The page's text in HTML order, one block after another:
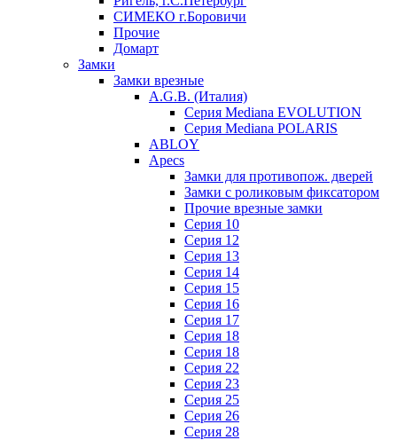
СИМЕКО г.Боровичи
Прочие
Домарт
Замки
Замки врезные
A.G.B. (Италия)
Серия Mediana EVOLUTION
Серия Mediana POLARIS
ABLOY
Apecs
Замки для противопож. дверей
Замки с роликовым фиксатором
Прочие врезные замки
Серия 10
Серия 12
Серия 13
Серия 14
Серия 15
Серия 16
Серия 17
Серия 18
Серия 18
Серия 22
Серия 23
Серия 25
Серия 26
Серия 28